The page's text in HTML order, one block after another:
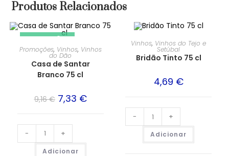
Produtos Relacionados
PROMOÇÃO!
Promoções, Vinhos, Vinhos
do Dão
Casa de Santar
Branco 75 cl
9,16€ 7,33 €
- +
Adicionar
Vinhos, Vinhos do Tejo e
Setúbal
Bridão Tinto 75 cl
4,69 €
- +
Adicionar